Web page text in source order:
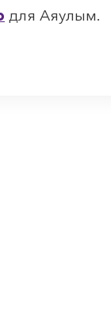
для Аяулым.